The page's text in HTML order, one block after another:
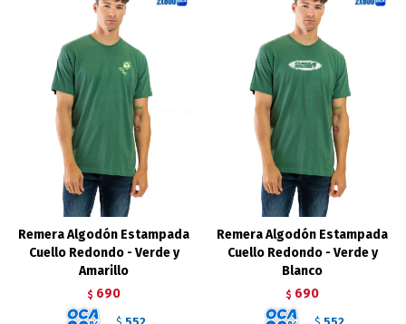
Remera Algodón Estampada
Cuello Redondo - Verde y
Amarillo
$ 690
Remera Algodón Estampada
Cuello Redondo - Verde y
Blanco
$ 690